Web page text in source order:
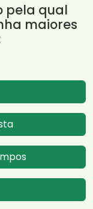
pela qual
maiores